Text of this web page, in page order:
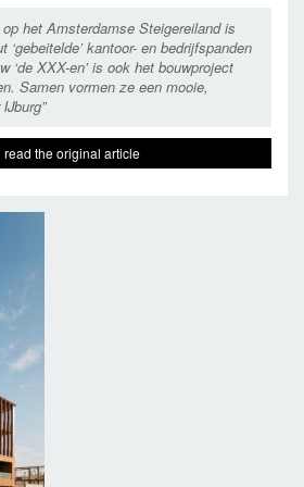
op het Amsterdamse Steigereiland is
kantoor- en bedrijfspanden
‘de XXX-en’ is ook het bouwproject
Samen vormen ze een mooie,
read the original article